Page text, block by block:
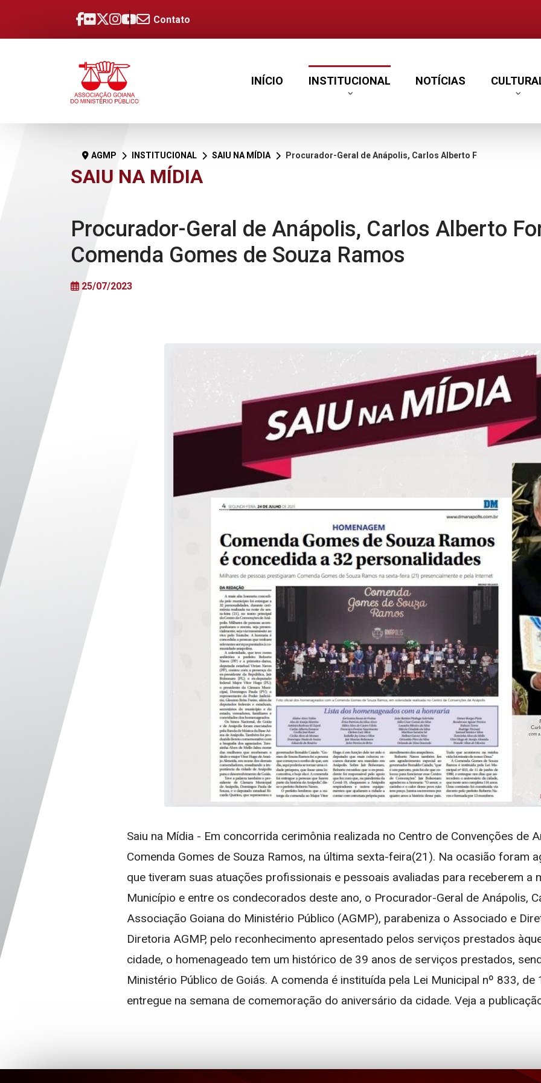
Contato
INÍCIO INSTITUCIONAL NOTÍCIAS
SAIU NA MÍDIA
AGMP INSTITUCIONAL SAIU NA MÍDIA Procurador-Geral de Anápolis, Carlos Alberto Fonseca, recebe Comenda Gomes de Souza Ramos
Procurador-Geral de Anápolis, Carlos Alberto
Comenda Gomes de Souza Ramos
25/07/2023
Saiu na Mídia - Em concorrida cerimônia realizada no Centro de Convenções de
Comenda Gomes de Souza Ramos, na última sexta-feira(21). Na ocasião foram
que tiveram suas atuações profissionais e pessoais avaliadas para receberem a
Município e entre os condecorados deste ano, o Procurador-Geral de Anápolis,
Associação Goiana do Ministério Público (AGMP), parabeniza o Associado e
Diretoria AGMP, pelo reconhecimento apresentado pelos serviços prestados
cidade, o homenageado tem um histórico de 39 anos de serviços prestados,
Ministério Público de Goiás. A comenda é instituída pela Lei Municipal nº 833,
entregue na semana de comemoração do aniversário da cidade. Veja a